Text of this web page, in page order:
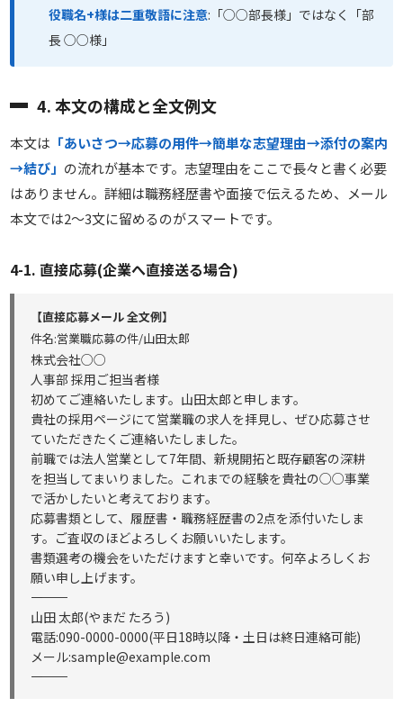
役職名+様は二重敬語に注意:「○○部長様」ではなく「部
長 ○○様」
4. 本文の構成と全文例文
本文は 「あいさつ→応募の用件→簡単な志望理由→添付の案内
→結び」 の流れが基本です。志望理由をここで長々と書く必要
はありません。詳細は職務経歴書や面接で伝えるため、メール
本文では2〜3文に留めるのがスマートです。
4-1. 直接応募(企業へ直接送る場合)
【直接応募メール 全文例】
件名:営業職応募の件/山田太郎
株式会社○○
人事部 採用ご担当者様
初めてご連絡いたします。山田太郎と申します。
貴社の採用ページにて営業職の求人を拝見し、ぜひ応募させ
ていただきたくご連絡いたしました。
前職では法人営業として7年間、新規開拓と既存顧客の深耕
を担当してまいりました。これまでの経験を貴社の○○事業
で活かしたいと考えております。
応募書類として、履歴書・職務経歴書の2点を添付いたしま
す。ご査収のほどよろしくお願いいたします。
書類選考の機会をいただけますと幸いです。何卒よろしくお
願い申し上げます。
――――――――――
山田 太郎(やまだ たろう)
電話:090-0000-0000(平日18時以降・土日は終日連絡可能)
メール:sample@example.com
――――――――――